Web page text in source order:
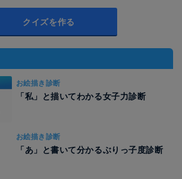
クイズを作る
お絵描き診断
「私」と描いてわかる女子力診断
お絵描き診断
「あ」と書いて分かるぶりっ子度診断